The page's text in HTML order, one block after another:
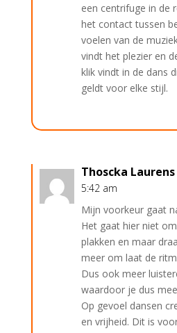
een centrifuge in de
het contact tussen
voelen van de
vindt het plezier en
klik vindt in de dans
geldt voor elke stijl.
Thoscka Laurens
5:42 am
Mijn voorkeur gaat
Het gaat hier niet
plakken en maar
meer om laat de
Dus ook meer
waardoor je dus
Op gevoel dansen
en vrijheid. Dit is